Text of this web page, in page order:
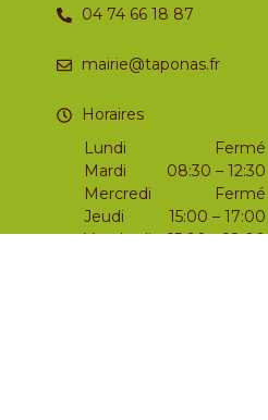
04 74 66 18 87
mairie@taponas.fr
Horaires
Lundi
Mardi
Mercredi
Jeudi
Vendredi
Fermé
08:30 – 12:30
Fermé
15:00 – 17:00
15:00 – 18:00